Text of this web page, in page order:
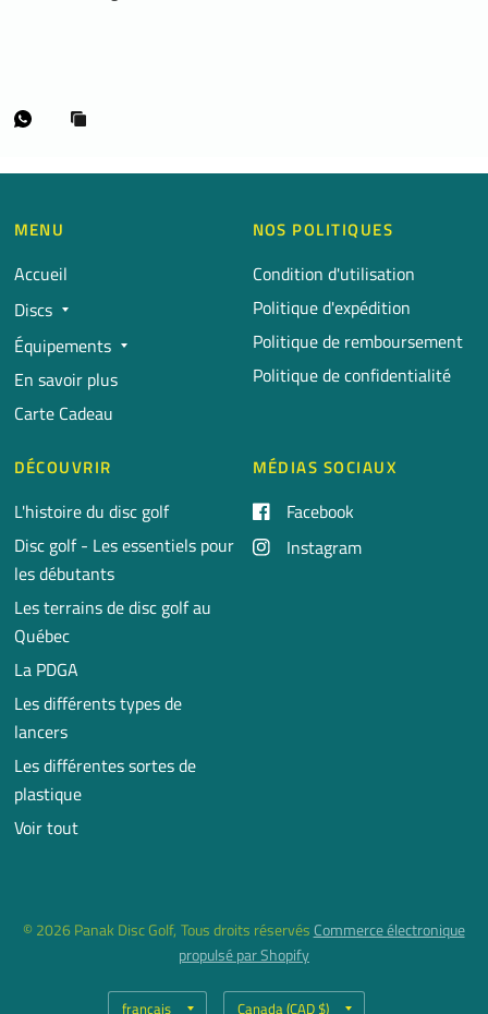
MENU
Accueil
Discs
Équipements
En savoir plus
Carte Cadeau
NOS POLITIQUES
Condition d'utilisation
Politique d'expédition
Politique de remboursement
Politique de confidentialité
DÉCOUVRIR
L'histoire du disc golf
Disc golf - Les essentiels pour
les débutants
Les terrains de disc golf au
Québec
La PDGA
Les différents types de
lancers
Les différentes sortes de
plastique
Voir tout
MÉDIAS SOCIAUX
Facebook
Instagram
© 2026 Panak Disc Golf, Tous droits réservés Commerce électronique
propulsé par Shopify
Mettre Mettre